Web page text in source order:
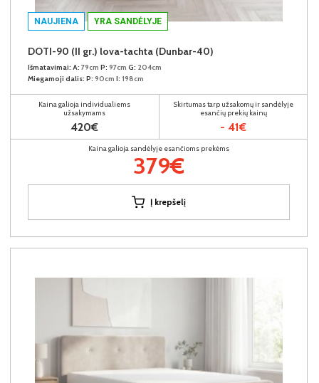
NAUJIENA YRA SANDĖLYJE
DOTI-90 (II gr.) lova-tachta (Dunbar-40)
Išmatavimai: A: 79cm P: 97cm G: 204cm
Miegamoji dalis: P: 90cm I: 198cm
Kaina galioja individualiems
užsakymams
420€
Skirtumas tarp užsakomų ir sandėlyje
esančių prekių kainų
- 41€
Kaina galioja sandėlyje esančioms prekėms
379€
Į krepšelį